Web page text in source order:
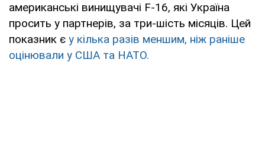
американські винищувачі F-16, які Україна
просить у партнерів, за три-шість місяців. Цей
показник є у кілька разів меншим, ніж раніше
оцінювали у США та НАТО.